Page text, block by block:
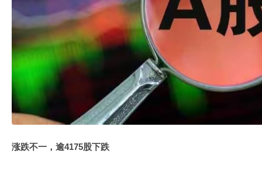
涨跌不一，逾4175股下跌